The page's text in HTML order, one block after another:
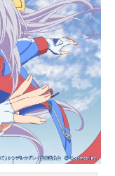
荒木比奈：田辺留
ース：松永あか
敦美一ノ瀬志
仁奈：久野美咲
み及川雫：のぐ
咲絵子大槻唯：
：大空直美乙倉
早苗：和氣あず
那神谷奈緒：松
東山奈央神崎蘭